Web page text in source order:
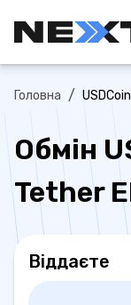
Головна /
Обмін
Tether
Віддаєте